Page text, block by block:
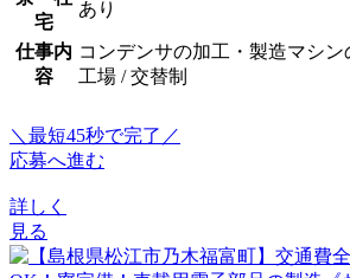
宅
あり
仕事内
容
コンデンサの加工・製造マシ
工場 / 交替制
＼最短45秒で完了／
応募へ進む
詳しく
見る